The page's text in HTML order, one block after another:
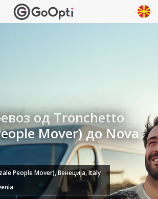
од Tronchetto
Mover) до Nova
People Mover), Венеција, Italy